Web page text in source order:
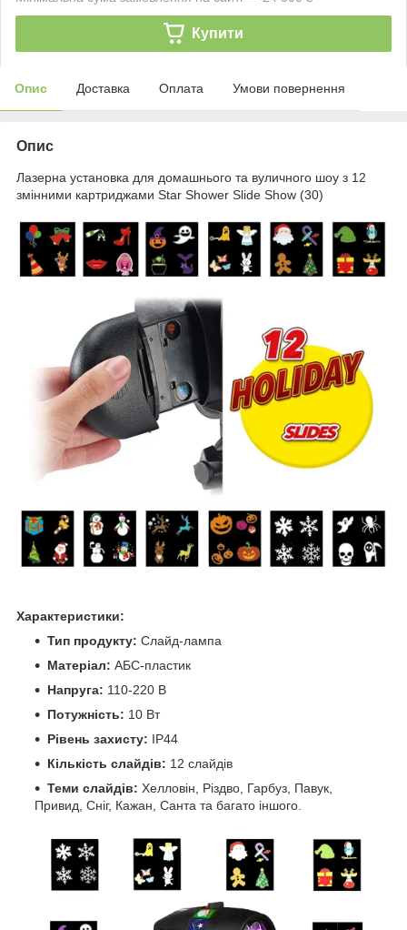
Купити
Опис Доставка Оплата Умови повернення
Опис
Лазерна установка для домашнього та вуличного шоу з 12
змінними картриджами Star Shower Slide Show (30)
Характеристики:
Тип продукту: Слайд-лампа
Матеріал: АБС-пластик
Напруга: 110-220 В
Потужність: 10 Вт
Рівень захисту: IP44
Кількість слайдів: 12 слайдів
Теми слайдів: Хелловін, Різдво, Гарбуз, Павук,
Привид, Сніг, Кажан, Санта та багато іншого.